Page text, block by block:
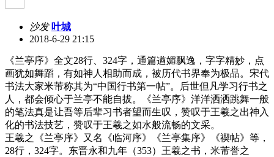
沙发 叶城
2018-6-29 21:15
《兰亭序》全文28行、324字，通篇遒媚飘逸，字字精妙，点
画犹如舞蹈，有如神人相助而成，被历代书界奉为极品。宋代
书法大家米芾称其为“中国行书第一帖”。后世但凡学习行书之
人，都会倾心于兰亭不能自拔。《兰亭序》洋洋洒洒跳舞一般
的笔法真是让吾等后辈习书者望而生叹，赞叹于王羲之出神入
化的书法技艺，赞叹于王羲之如水般流畅的文采。
王羲之《兰亭序》又名《临河序》《兰亭集序》《禊帖》等，
28行，324字。东晋永和九年（353）王羲之书，米芾誉之